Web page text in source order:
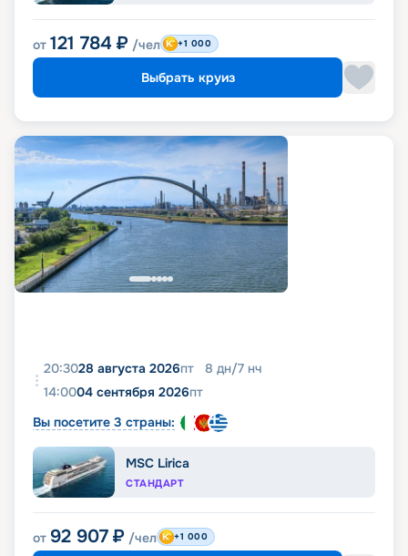
от 121 784 ₽ /чел +1 000
Выбрать круиз
20:3028 августа 2026пт 8 дн/7 нч
14:0004 сентября 2026пт
Вы посетите 3 страны:
MSC Lirica
СТАНДАРТ
от 92 907 ₽ /чел +1 000